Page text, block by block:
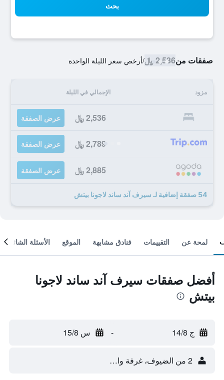
بحث
صفقات من2,536 ﷼ /أرخص سعر الليلة الواحدة
مزود الإجمالي في الليلة
2,536 ﷼ عرض الصفقة
2,789 ﷼ عرض الصفقة
2,885 ﷼ عرض الصفقة
54 صفقة إضافية لـ سيرف آند ساند لاجونا بيتش
لمحة عن التقييمات فنادق مشابهة الموقع الأسئلة الشائعة
أفضل صفقات سيرف آند ساند لاجونا
بيتش
ج 14/8 - س 15/8
2 من الضيوف، غرفة واحدة